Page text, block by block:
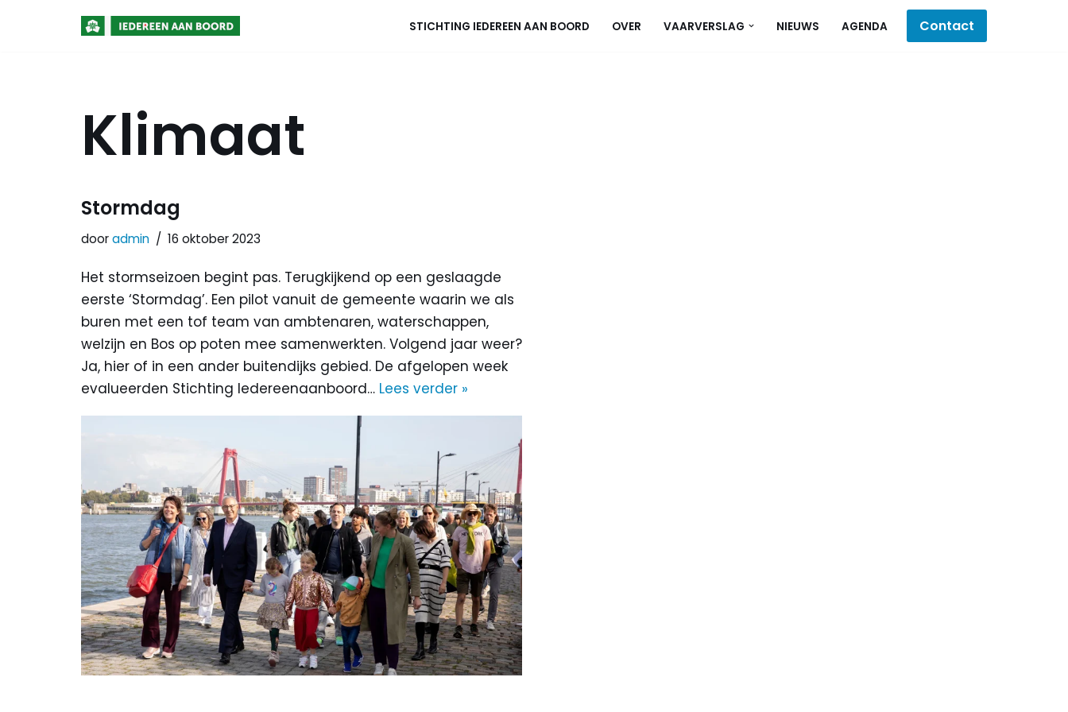
STICHTING IEDEREEN AAN BOORD OVER VAARVERSLAG NIEUWS AGENDA Contact
Klimaat
Stormdag
dooradmin 16 oktober 2023
Het stormseizoen begint pas. Terugkijkend op een geslaagde
eerste ‘Stormdag’. Een pilot vanuit de gemeente waarin we als
buren met een tof team van ambtenaren, waterschappen,
welzijn en Bos op poten mee samenwerkten. Volgend jaar weer?
Ja, hier of in een ander buitendijks gebied. De afgelopen week
evalueerden Stichting Iedereenaanboord… Lees verder »